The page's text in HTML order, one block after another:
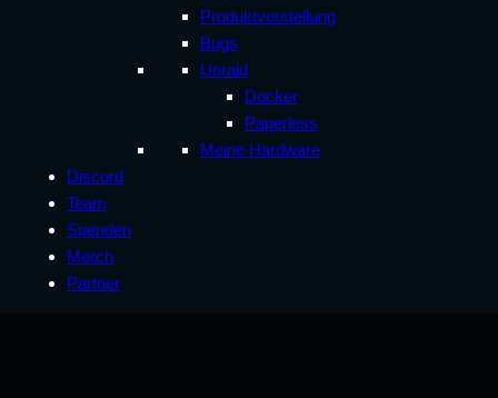
Produktvorstellung
Bugs
Unraid
Docker
Paperless
Meine Hardware
Discord
Team
Spenden
Merch
Partner